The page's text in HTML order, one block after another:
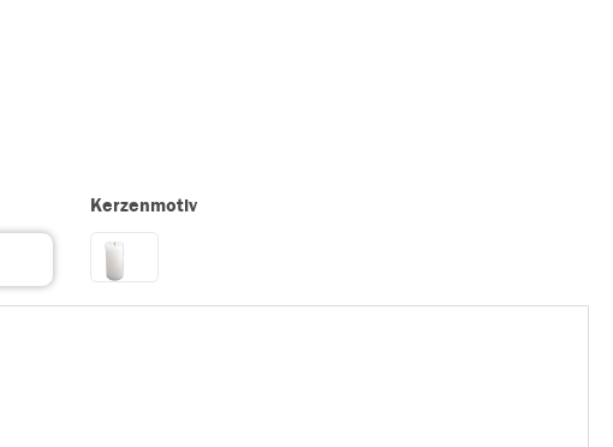
Kerzenmotiv